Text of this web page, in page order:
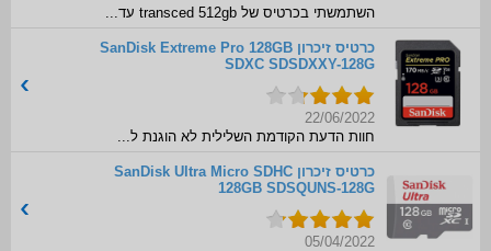
השתמשתי בכרטיס של transced 512gb עד...
כרטיס זיכרון SanDisk Extreme Pro 128GB
SDXC SDSDXXY-128G
22/06/2022
חוות הדעת הקודמת השלילית לא הוגנת ל...
כרטיס זיכרון SanDisk Ultra Micro SDHC
128GB SDSQUNS-128G
05/04/2022